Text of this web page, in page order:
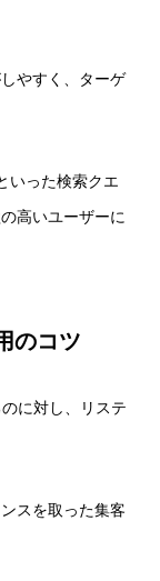
やすく、ターゲ
いった検索クエ
高いユーザーに
のコツ
に対し、リステ
スを取った集客